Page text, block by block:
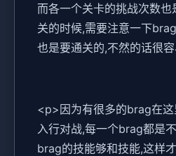
而各一个关卡的挑战次数也
关的时候,需要注意一下
也是要通关的,不然的话很
<p>因为有很多的brag在这
入行对战,每一个brag都是
brag的技能够和技能,这样